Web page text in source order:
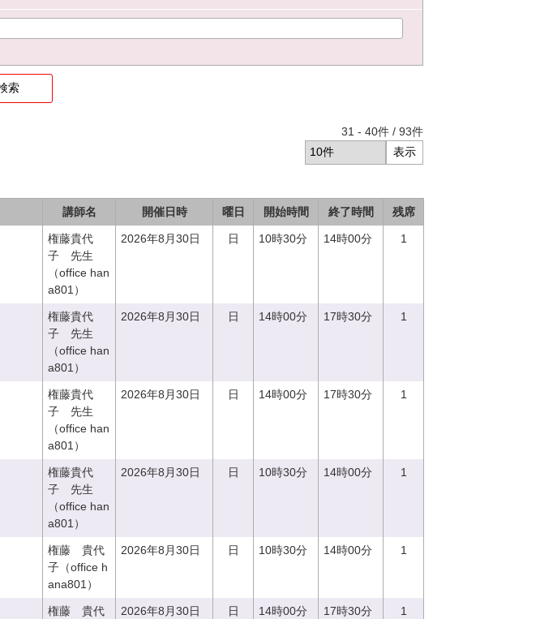
31 - 40件 / 93件
講師名 開催日時 曜日 開始時間 終了時間 残席
権藤貴代
子 先生
（office han
a801）
2026年8月30日 日 10時30分 14時00分 1
権藤貴代
子 先生
（office han
a801）
2026年8月30日 日 14時00分 17時30分 1
権藤貴代
子 先生
（office han
a801）
2026年8月30日 日 14時00分 17時30分 1
権藤貴代
子 先生
（office han
a801）
2026年8月30日 日 10時30分 14時00分 1
権藤 貴代
子（office h
ana801）
2026年8月30日 日 10時30分 14時00分 1
権藤 貴代
2026年8月30日 日 14時00分 17時30分 1